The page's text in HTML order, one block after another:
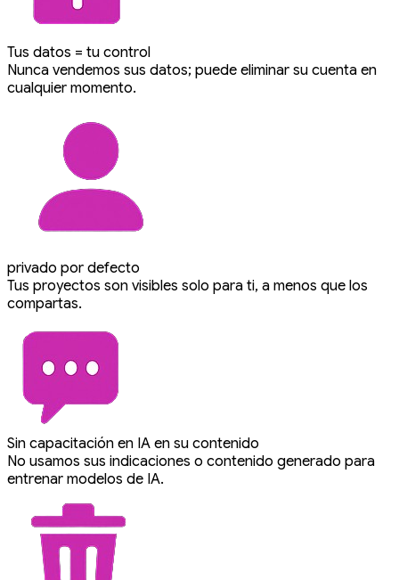
Tus datos = tu control
Nunca vendemos sus datos; puede eliminar su cuenta en
cualquier momento.
privado por defecto
Tus proyectos son visibles solo para ti, a menos que los
compartas.
Sin capacitación en IA en su contenido
No usamos sus indicaciones o contenido generado para
entrenar modelos de IA.